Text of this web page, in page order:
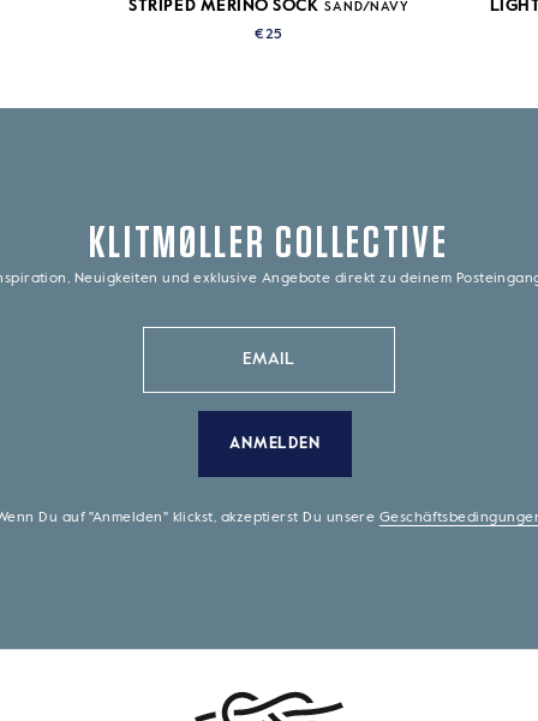
STRIPED MERINO SOCK SAND/NAVY
€25
KLITMØLLER COLLECTIVE
Neuigkeiten und exklusive Angebote direkt zu deinem
ANMELDEN
Du auf "Anmelden" klickst, akzeptierst Du unsere